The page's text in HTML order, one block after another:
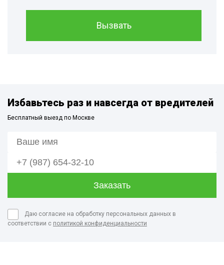
Вызвать
Избавьтесь раз и навсегда от вредителей
Бесплатный выезд по Москве
Даю согласие на обработку персональных данных в
соответствии с политикой конфиденциальности